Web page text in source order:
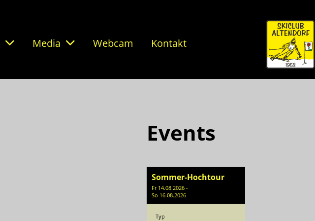
Media Webcam Kontakt
Events
Sommer-Hochtour
Fr 14.08.2026 -
So 16.08.2026
Typ